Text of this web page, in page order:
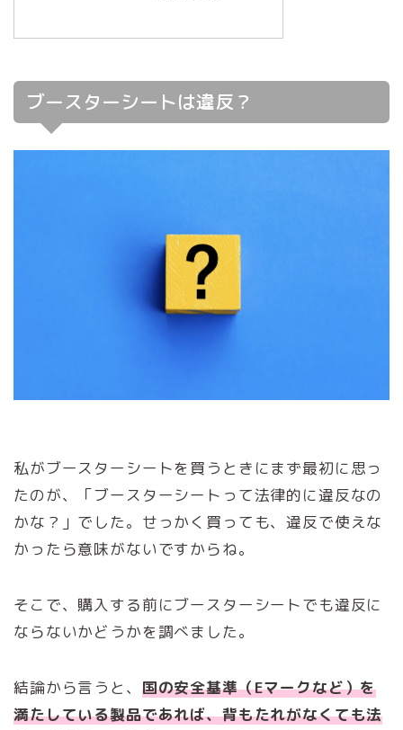
ブースターシートは違反？
私がブースターシートを買うときにまず最初に思っ
たのが、「ブースターシートって法律的に違反なの
かな？」でした。せっかく買っても、違反で使えな
かったら意味がないですからね。
そこで、購入する前にブースターシートでも違反に
ならないかどうかを調べました。
結論から言うと、 国の安全基準（Eマークなど）を
満たしている製品であれば、背もたれがなくても法